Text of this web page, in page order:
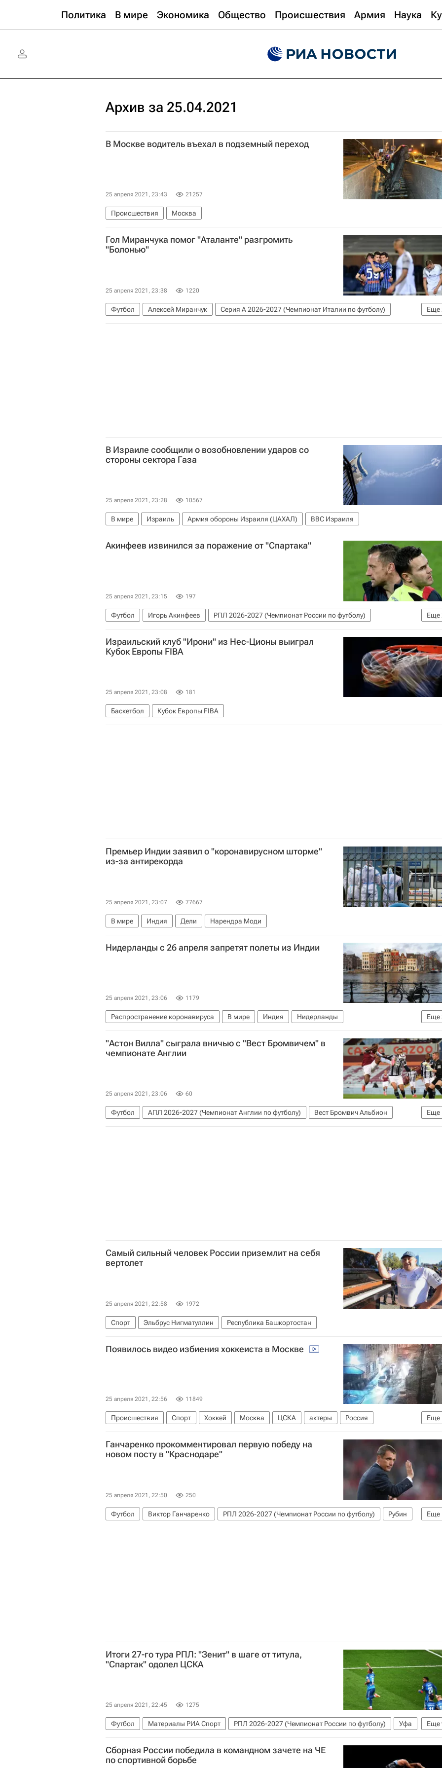
Политика В мире Экономика Общество Происшествия Армия Наука
Архив за 25.04.2021
В Москве водитель въехал в подземный переход
25 апреля 2021, 23:43 21257
Происшествия Москва
Гол Миранчука помог "Аталанте" разгромить
"Болонью"
25 апреля 2021, 23:38 1220
Еще
Футбол Алексей Миранчук
Серия А 2026-2027 (Чемпионат Италии по футболу)
Болонья
Аталанта
В Израиле сообщили о возобновлении ударов со
стороны сектора Газа
25 апреля 2021, 23:28 10567
В мире Израиль Армия обороны Израиля (ЦАХАЛ) ВВС Израиля
Акинфеев извинился за поражение от "Спартака"
25 апреля 2021, 23:15 197
Еще
Футбол Игорь Акинфеев
РПЛ 2026-2027 (Чемпионат России по футболу)
Спартак Москва
ПФК ЦСКА
Израильский клуб "Ирони" из Нес-Ционы выиграл
Кубок Европы FIBA
25 апреля 2021, 23:08 181
Баскетбол Кубок Европы FIBA
Премьер Индии заявил о "коронавирусном шторме"
из-за антирекорда
25 апреля 2021, 23:07 77667
В мире Индия Дели Нарендра Моди
Нидерланды с 26 апреля запретят полеты из Индии
25 апреля 2021, 23:06 1179
Еще
Распространение коронавируса В мире Индия
Нидерланды
Здоровье - Общество
Западная Бенгалия Коронавирус COVID-19
"Астон Вилла" сыграла вничью с "Вест Бромвичем" в
чемпионате Англии
25 апреля 2021, 23:06 60
Еще
Футбол АПЛ 2026-2027 (Чемпионат Англии по футболу)
Вест Бромвич Альбион
Астон Вилла
Самый сильный человек России приземлит на себя
вертолет
25 апреля 2021, 22:58 1972
Спорт Эльбрус Нигматуллин Республика Башкортостан
Появилось видео избиения хоккеиста в Москве
25 апреля 2021, 22:56 11849
Еще
Происшествия Спорт Хоккей Москва ЦСКА актеры
Россия
Александр Паль
Ганчаренко прокомментировал первую победу на
новом посту в "Краснодаре"
25 апреля 2021, 22:50 250
Еще
Футбол Виктор Ганчаренко РПЛ 2026-2027 (Чемпионат России по футболу)
Рубин
Краснодар
Итоги 27-го тура РПЛ: "Зенит" в шаге от титула,
"Спартак" одолел ЦСКА
25 апреля 2021, 22:45 1275
Еще
Футбол Материалы РИА Спорт РПЛ 2026-2027 (Чемпионат России по футболу)
Уфа
Сочи
Спартак Москва Локомотив (Москва) Рубин Зенит
Ахмат
ПФК ЦСКА
Ростов Краснодар
Сборная России победила в командном зачете на ЧЕ
по спортивной борьбе